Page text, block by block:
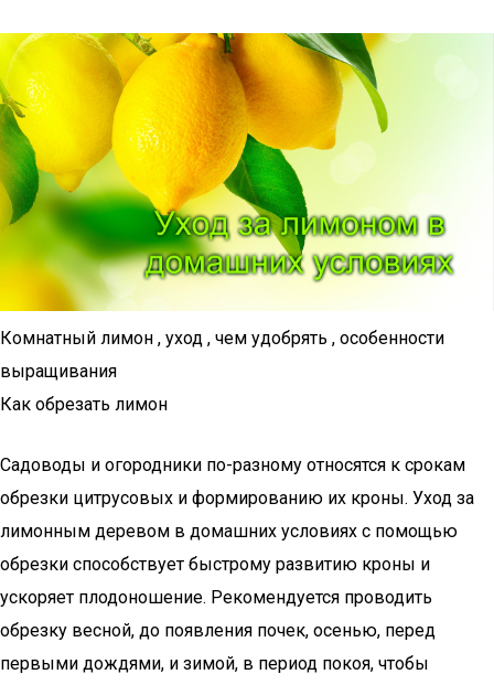
Комнатный лимон , уход , чем удобрять , особенности
выращивания
Как обрезать лимон
Садоводы и огородники по-разному относятся к срокам
обрезки цитрусовых и формированию их кроны. Уход за
лимонным деревом в домашних условиях с помощью
обрезки способствует быстрому развитию кроны и
ускоряет плодоношение. Рекомендуется проводить
обрезку весной, до появления почек, осенью, перед
первыми дождями, и зимой, в период покоя, чтобы